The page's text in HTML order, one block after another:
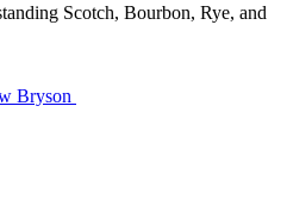
Scotch, Bourbon, Rye, and